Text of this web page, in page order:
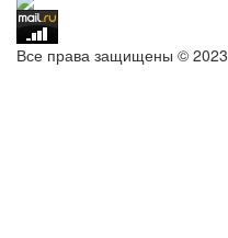
Все права защищены © 2023